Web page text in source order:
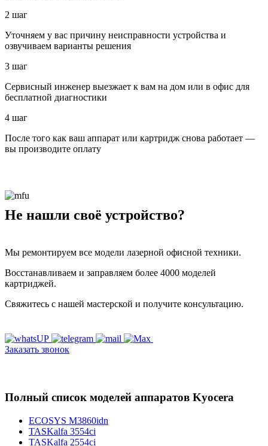
2 шаг
Уточняем у вас причину неисправности устройства и
озвучиваем варианты решения
3 шаг
Сервисный инженер выезжает к вам на дом или в офис для
бесплатной диагностики
4 шаг
После того как ваш аппарат или картридж снова работает —
вы производите оплату
Не нашли своё устройство?
Мы ремонтируем все модели лазерной офисной техники.
Восстанавливаем и заправляем более 4000 моделей
картриджей.
Свяжитесь с нашей мастерской и получите консультацию.
Заказать звонок
Полный список моделей аппаратов Kyocera
ECOSYS M3860idn
TASKalfa 3554ci
TASKalfa 2554ci